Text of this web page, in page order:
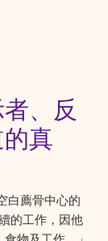
、反
真
白薦骨中心的
的工作，因他